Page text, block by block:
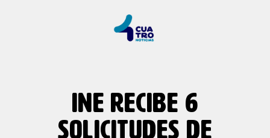
INE RECIBE 6
SOLICITUDES DE